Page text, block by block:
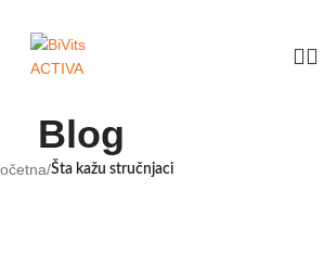
Blog
/Šta kažu stručnjaci